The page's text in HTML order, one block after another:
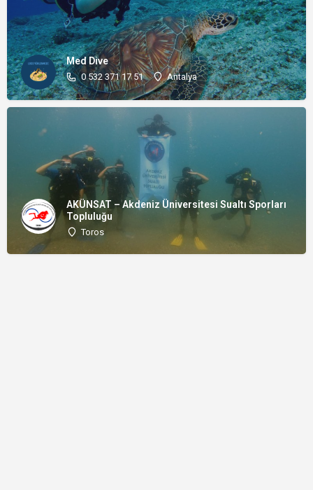
Med Dive
0 532 371 17 51 Antalya
AKÜNSAT – Akdeniz Üniversitesi Sualtı Sporları
Topluluğu
Toros